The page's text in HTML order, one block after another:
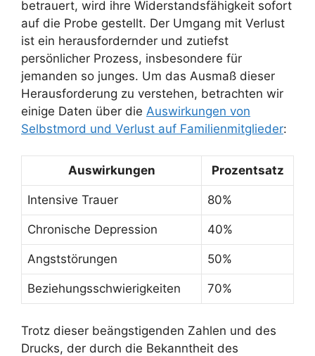
betrauert, wird ihre Widerstandsfähigkeit sofort
auf die Probe gestellt. Der Umgang mit Verlust
ist ein herausfordernder und zutiefst
persönlicher Prozess, insbesondere für
jemanden so junges. Um das Ausmaß dieser
Herausforderung zu verstehen, betrachten wir
einige Daten über die Auswirkungen von
Selbstmord und Verlust auf Familienmitglieder:
Auswirkungen Prozentsatz
Intensive Trauer 80%
Chronische Depression 40%
Angststörungen 50%
Beziehungsschwierigkeiten 70%
Trotz dieser beängstigenden Zahlen und des
Drucks, der durch die Bekanntheit des